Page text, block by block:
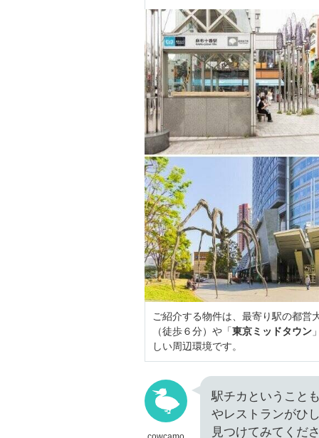
ご紹介する物件は、最寄り駅の都営
（徒歩６分）や「東京ミッドタウン
しい周辺環境です。
駅チカということ
やレストランがひ
見つけてみてくだ